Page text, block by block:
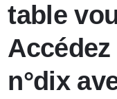
table
n°dix